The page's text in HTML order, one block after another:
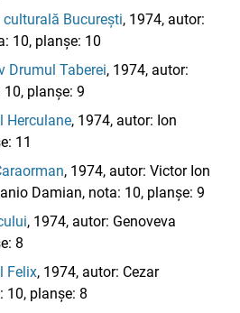
București, 1974, autor:
10, planșe: 10
Drumul Taberei, 1974, autor:
planșe: 9
Herculane, 1974, autor: Ion
11
, 1974, autor: Victor Ion
Damian, nota: 10, planșe: 9
, 1974, autor: Genoveva
8
Felix, 1974, autor: Cezar
10, planșe: 8